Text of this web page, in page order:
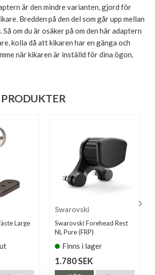
är den mindre varianten, gjord för
Bredden på den del som går upp mellan
Så om du är osäker på om den här adaptern
kolla då att kikaren har en gänga och
när kikaren är inställd för dina ögon.
Large
Swarovski
Swarovski Forehead Rest
NL Pure (FRP)
Finns i lager
1.780 SEK